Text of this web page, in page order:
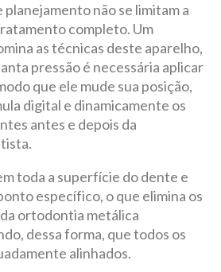
não se limitam a
completo. Um
as técnicas deste aparelho,
pressão é necessária aplicar
que ele mude sua posição,
digital e dinamicamente os
antes e depois da
toda a superfície do dente e
específico, o que elimina os
ortodontia metálica
dessa forma, que todos os
alinhados.